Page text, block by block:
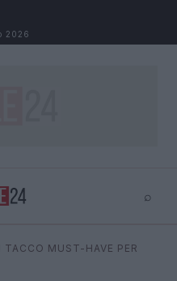
2026
⌕
⌕
MUST-HAVE PER